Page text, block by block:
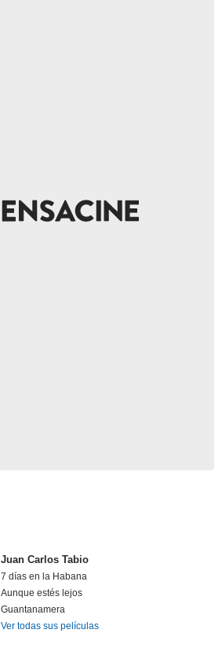
Juan Carlos Tabio
7 días en la Habana
Aunque estés lejos
Guantanamera
Ver todas sus películas